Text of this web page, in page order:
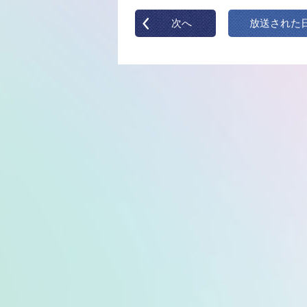
次へ 放送された